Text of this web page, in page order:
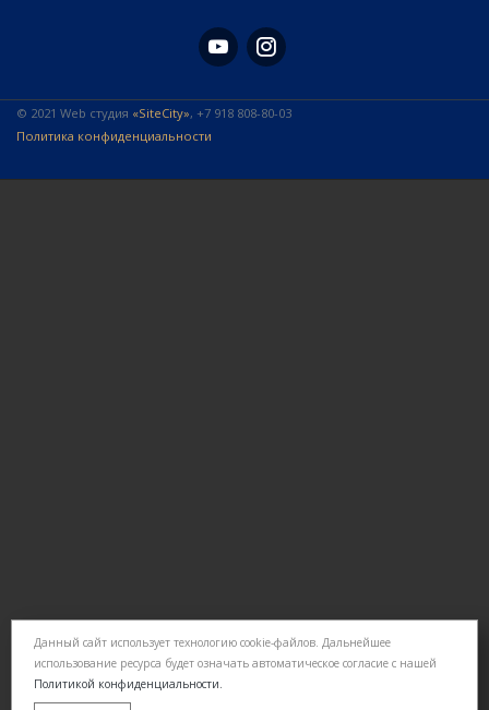
© 2021 Web студия «SiteCity», +7 918 808-80-03
Политика конфиденциальности
Данный сайт использует технологию cookie-файлов. Дальнейшее
использование ресурса будет означать автоматическое согласие с нашей
Политикой конфиденциальности.